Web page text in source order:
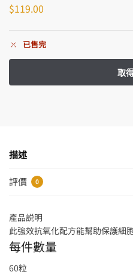
$119.00
已售完
描述
評價 0
產品説明
此強效抗氧化配方能幫助保護細
每件數量
60粒